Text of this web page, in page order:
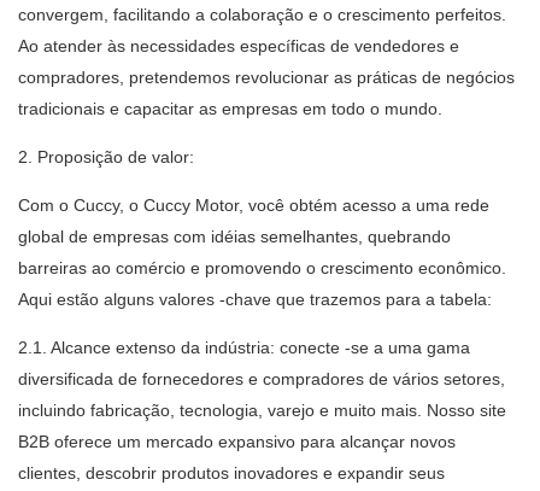
convergem, facilitando a colaboração e o crescimento perfeitos.
Ao atender às necessidades específicas de vendedores e
compradores, pretendemos revolucionar as práticas de negócios
tradicionais e capacitar as empresas em todo o mundo.
2. Proposição de valor:
Com o Cuccy, o Cuccy Motor, você obtém acesso a uma rede
global de empresas com idéias semelhantes, quebrando
barreiras ao comércio e promovendo o crescimento econômico.
Aqui estão alguns valores -chave que trazemos para a tabela:
2.1. Alcance extenso da indústria: conecte -se a uma gama
diversificada de fornecedores e compradores de vários setores,
incluindo fabricação, tecnologia, varejo e muito mais. Nosso site
B2B oferece um mercado expansivo para alcançar novos
clientes, descobrir produtos inovadores e expandir seus